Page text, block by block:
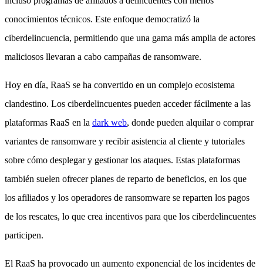
conocimientos técnicos. Este enfoque democratizó la
ciberdelincuencia, permitiendo que una gama más amplia de actores
maliciosos llevaran a cabo campañas de ransomware.
Hoy en día, RaaS se ha convertido en un complejo ecosistema
clandestino. Los ciberdelincuentes pueden acceder fácilmente a las
plataformas RaaS en la dark web, donde pueden alquilar o comprar
variantes de ransomware y recibir asistencia al cliente y tutoriales
sobre cómo desplegar y gestionar los ataques. Estas plataformas
también suelen ofrecer planes de reparto de beneficios, en los que
los afiliados y los operadores de ransomware se reparten los pagos
de los rescates, lo que crea incentivos para que los ciberdelincuentes
participen.
El RaaS ha provocado un aumento exponencial de los incidentes de